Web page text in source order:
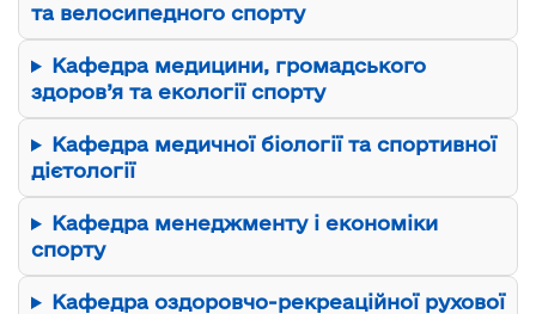
та велосипедного спорту
Кафедра медицини, громадського
здоров’я та екології спорту
Кафедра медичної біології та спортивної
дієтології
Кафедра менеджменту і економіки
спорту
Кафедра оздоровчо-рекреаційної рухової